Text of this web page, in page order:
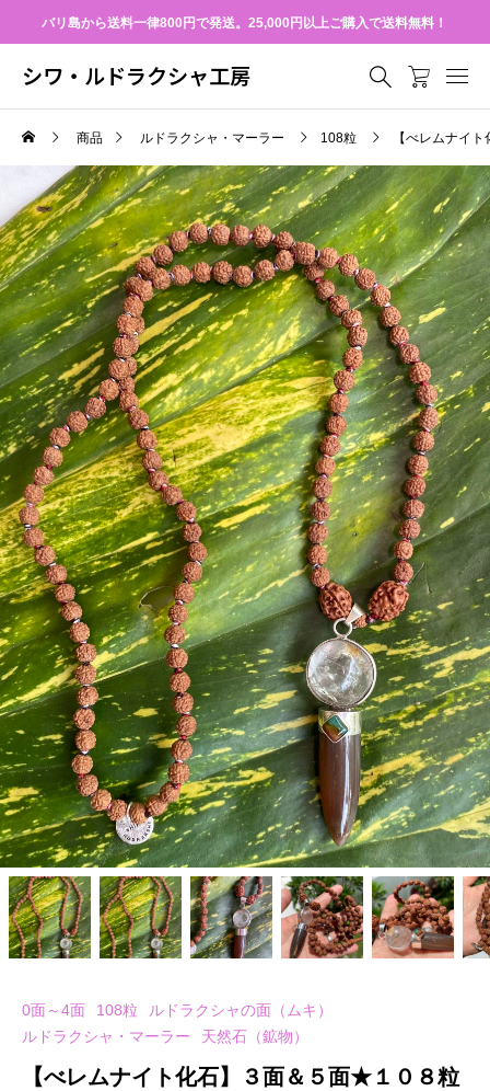
バリ島から送料一律800円で発送。25,000円以上ご購入で送料無料！
シワ・ルドラクシャ工房
商品 ルドラクシャ・マーラー 108粒 【べレムナイ
0面～4面 108粒
ルドラクシャの面（ムキ）
ルドラクシャ・マーラー
天然石（鉱物）
【べレムナイト化石】３面＆５面★１０８粒